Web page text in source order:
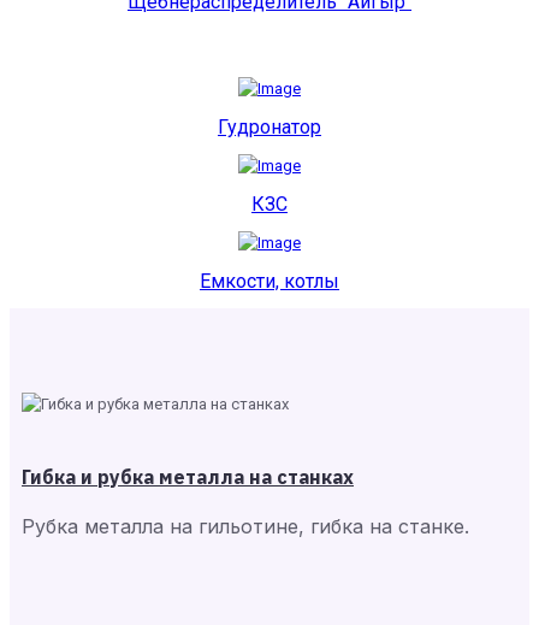
Гудронатор
КЗС
Емкости, котлы
Гибка и рубка металла на станках
Рубка металла на гильотине, гибка на станке.